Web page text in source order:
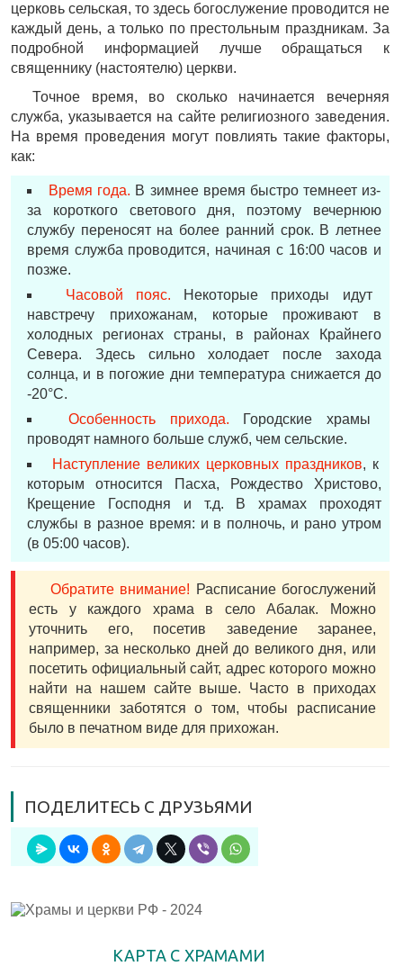
церковь сельская, то здесь богослужение проводится не
каждый день, а только по престольным праздникам. За
подробной информацией лучше обращаться к
священнику (настоятелю) церкви.
Точное время, во сколько начинается вечерняя
служба, указывается на сайте религиозного заведения.
На время проведения могут повлиять такие факторы,
как:
Время года. В зимнее время быстро темнеет из-
за короткого светового дня, поэтому вечернюю
службу переносят на более ранний срок. В летнее
время служба проводится, начиная с 16:00 часов и
позже.
Часовой пояс. Некоторые приходы идут
навстречу прихожанам, которые проживают в
холодных регионах страны, в районах Крайнего
Севера. Здесь сильно холодает после захода
солнца, и в погожие дни температура снижается до
-20°С.
Особенность прихода. Городские храмы
проводят намного больше служб, чем сельские.
Наступление великих церковных праздников, к
которым относится Пасха, Рождество Христово,
Крещение Господня и т.д. В храмах проходят
службы в разное время: и в полночь, и рано утром
(в 05:00 часов).
Обратите внимание! Расписание богослужений
есть у каждого храма в село Абалак. Можно
уточнить его, посетив заведение заранее,
например, за несколько дней до великого дня, или
посетить официальный сайт, адрес которого можно
найти на нашем сайте выше. Часто в приходах
священники заботятся о том, чтобы расписание
было в печатном виде для прихожан.
ПОДЕЛИТЕСЬ С ДРУЗЬЯМИ
КАРТА С ХРАМАМИ